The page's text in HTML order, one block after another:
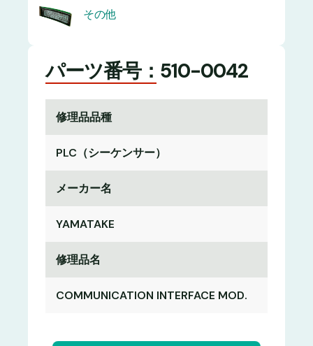
その他
パーツ番号：510-0042
修理品品種
PLC（シーケンサー）
メーカー名
YAMATAKE
修理品名
COMMUNICATION INTERFACE MOD.